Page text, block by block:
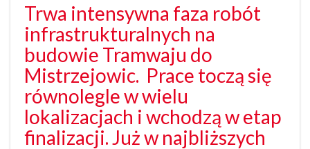
Trwa intensywna faza robót
infrastrukturalnych na
budowie Tramwaju do
Mistrzejowic. Prace toczą się
równolegle w wielu
lokalizacjach i wchodzą w etap
finalizacji. Już w najbliższych